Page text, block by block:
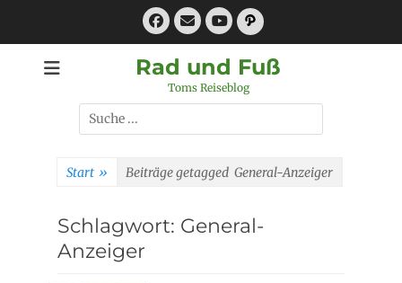
Facebook
E-
MailYouTube
Pfad
Rad und Fuß
Toms Reiseblog
Suchen
nach:
Start » Beiträge getagged General-Anzeiger
Schlagwort: General-
Anzeiger